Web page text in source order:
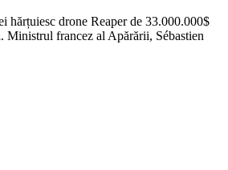
hărțuiesc drone Reaper de 33.000.000$
Ministrul francez al Apărării, Sébastien